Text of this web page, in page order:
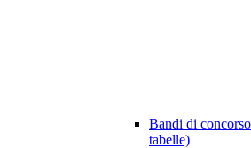
Bandi di
tabelle)